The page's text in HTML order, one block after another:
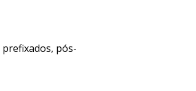
prefixados, pós-